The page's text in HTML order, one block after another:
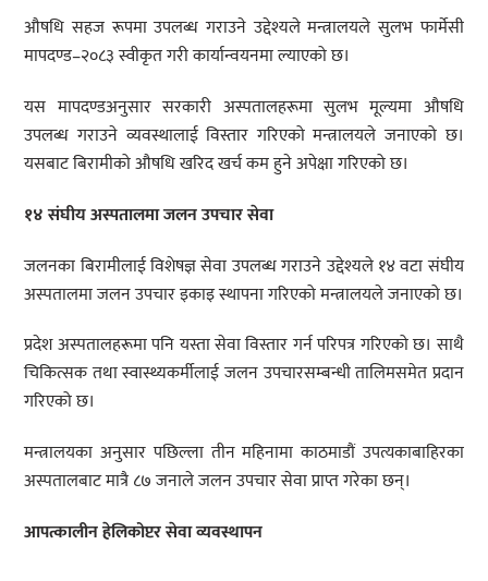
औषधि सहज रूपमा उपलब्ध गराउने उद्देश्यले मन्त्रालयले सुलभ फार्मेसी
मापदण्ड–२०८३ स्वीकृत गरी कार्यान्वयनमा ल्याएको छ।
यस मापदण्डअनुसार सरकारी अस्पतालहरूमा सुलभ मूल्यमा औषधि
उपलब्ध गराउने व्यवस्थालाई विस्तार गरिएको मन्त्रालयले जनाएको छ।
यसबाट बिरामीको औषधि खरिद खर्च कम हुने अपेक्षा गरिएको छ।
१४ संघीय अस्पतालमा जलन उपचार सेवा
जलनका बिरामीलाई विशेषज्ञ सेवा उपलब्ध गराउने उद्देश्यले १४ वटा संघीय
अस्पतालमा जलन उपचार इकाइ स्थापना गरिएको मन्त्रालयले जनाएको छ।
प्रदेश अस्पतालहरूमा पनि यस्ता सेवा विस्तार गर्न परिपत्र गरिएको छ। साथै
चिकित्सक तथा स्वास्थ्यकर्मीलाई जलन उपचारसम्बन्धी तालिमसमेत प्रदान
गरिएको छ।
मन्त्रालयका अनुसार पछिल्ला तीन महिनामा काठमाडौं उपत्यकाबाहिरका
अस्पतालबाट मात्रै ८७ जनाले जलन उपचार सेवा प्राप्त गरेका छन्।
आपत्कालीन हेलिकोप्टर सेवा व्यवस्थापन